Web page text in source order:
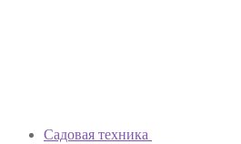
Садовая техника